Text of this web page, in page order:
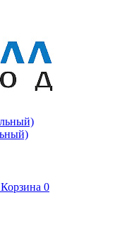
Корзина 0